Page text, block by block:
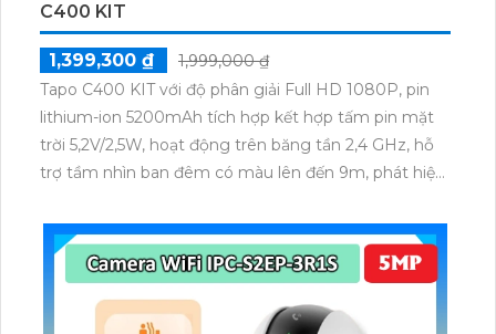
C400 KIT
1,399,300 ₫
1,999,000 ₫
Tapo C400 KIT với độ phân giải Full HD 1080P, pin
lithium-ion 5200mAh tích hợp kết hợp tấm pin mặt
trời 5,2V/2,5W, hoạt động trên băng tần 2,4 GHz, hỗ
trợ tầm nhìn ban đêm có màu lên đến 9m, phát hiện
dữ liệu qua thẻ microSD lên đến 512GB.